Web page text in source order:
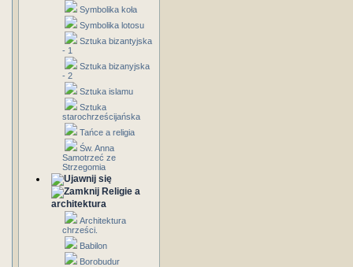
Symbolika koła
Symbolika lotosu
Sztuka bizantyjska
- 1
Sztuka bizanyjska
- 2
Sztuka islamu
Sztuka
starochrześcijańska
Tańce a religia
Św. Anna
Samotrzeć ze
Strzegomia
Religie a
architektura
Architektura
chrześci.
Babilon
Borobudur